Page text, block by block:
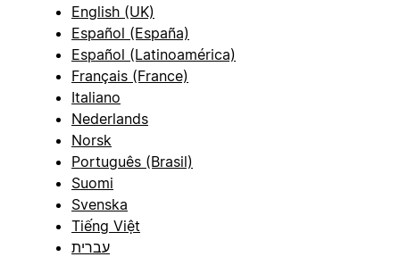
English (UK)
Español (España)
Español (Latinoamérica)
Français (France)
Italiano
Nederlands
Norsk
Português (Brasil)
Suomi
Svenska
Tiếng Việt
עברית